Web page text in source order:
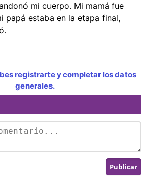
mi cuerpo. Mi mamá fue
papá estaba en la etapa final,
registrarte y completar los datos
generales.